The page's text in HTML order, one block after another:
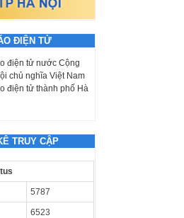
ĐIỆN TỬ
điện tử nước Cộng
chủ nghĩa Việt Nam
điện tử thành phố Hà
TRUY CẬP
5787
6523